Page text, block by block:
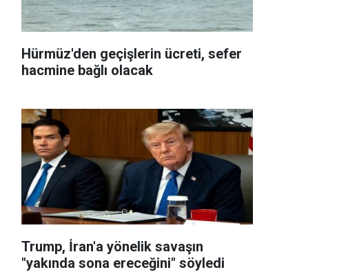
Hürmüz'den geçişlerin ücreti, sefer
hacmine bağlı olacak
Trump, İran'a yönelik savaşın
"yakında sona ereceğini" söyledi